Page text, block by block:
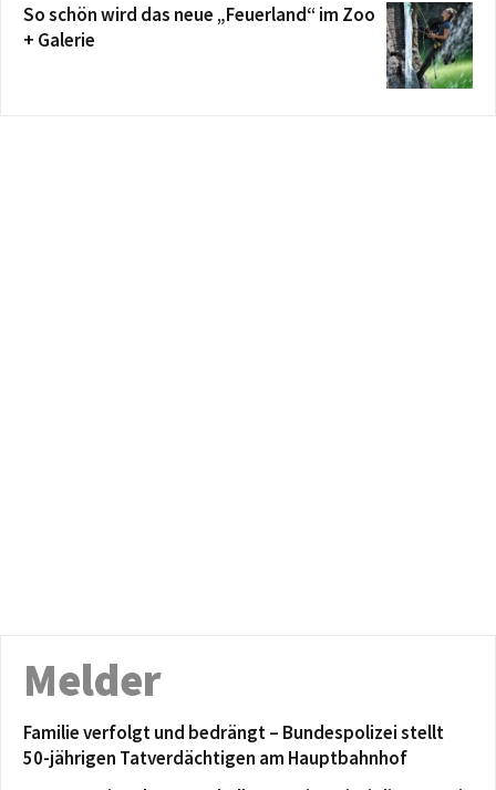
So schön wird das neue „Feuerland“ im Zoo
+ Galerie
Melder
Familie verfolgt und bedrängt – Bundespolizei stellt
50-jährigen Tatverdächtigen am Hauptbahnhof